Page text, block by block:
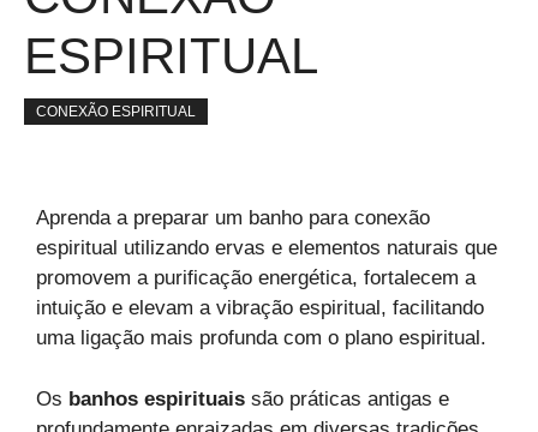
ESPIRITUAL
CONEXÃO ESPIRITUAL
Aprenda a preparar um banho para conexão
espiritual utilizando ervas e elementos naturais que
promovem a purificação energética, fortalecem a
intuição e elevam a vibração espiritual, facilitando
uma ligação mais profunda com o plano espiritual.
Os banhos espirituais são práticas antigas e